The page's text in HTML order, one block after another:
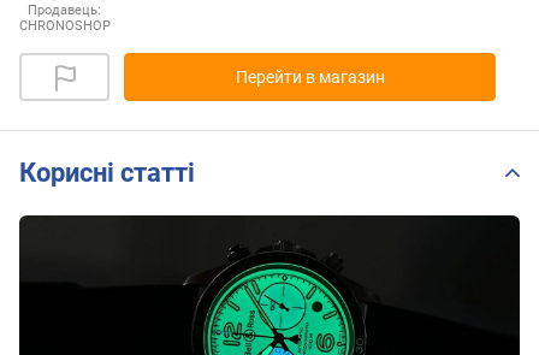
Продавець:
CHRONOSHOP
Перейти в магазин
Корисні статті